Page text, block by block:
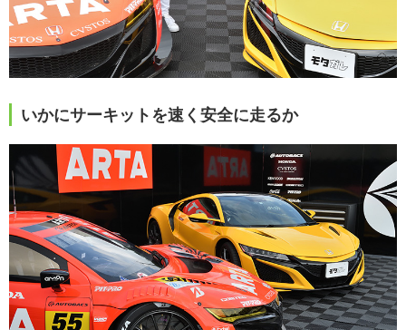
いかにサーキットを速く安全に走るか